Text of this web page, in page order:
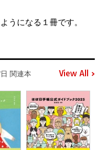
うになる１冊です。
関連本 View All